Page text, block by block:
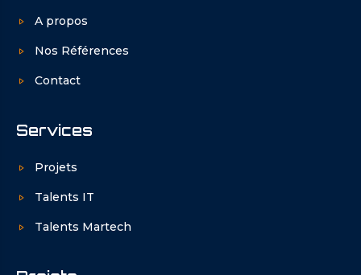
A propos
Nos Références
Contact
Services
Projets
Talents IT
Talents Martech